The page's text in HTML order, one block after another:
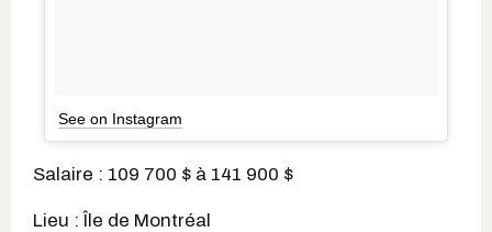
See on Instagram
Salaire : 109 700 $ à 141 900 $
Lieu : Île de Montréal